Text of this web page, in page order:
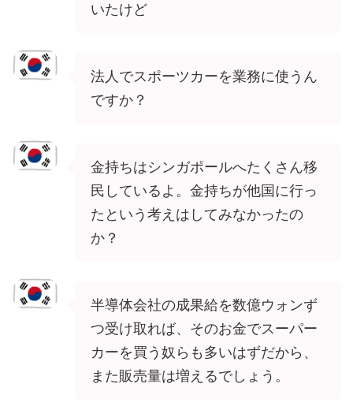
いたけど
法人でスポーツカーを業務に使うん
ですか？
金持ちはシンガポールへたくさん移
民しているよ。金持ちが他国に行っ
たという考えはしてみなかったの
か？
半導体会社の成果給を数億ウォンず
つ受け取れば、そのお金でスーパー
カーを買う奴らも多いはずだから、
また販売量は増えるでしょう。